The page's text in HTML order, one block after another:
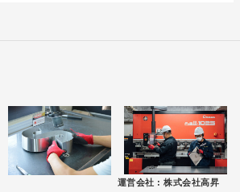
運営会社 : 株式会社高昇